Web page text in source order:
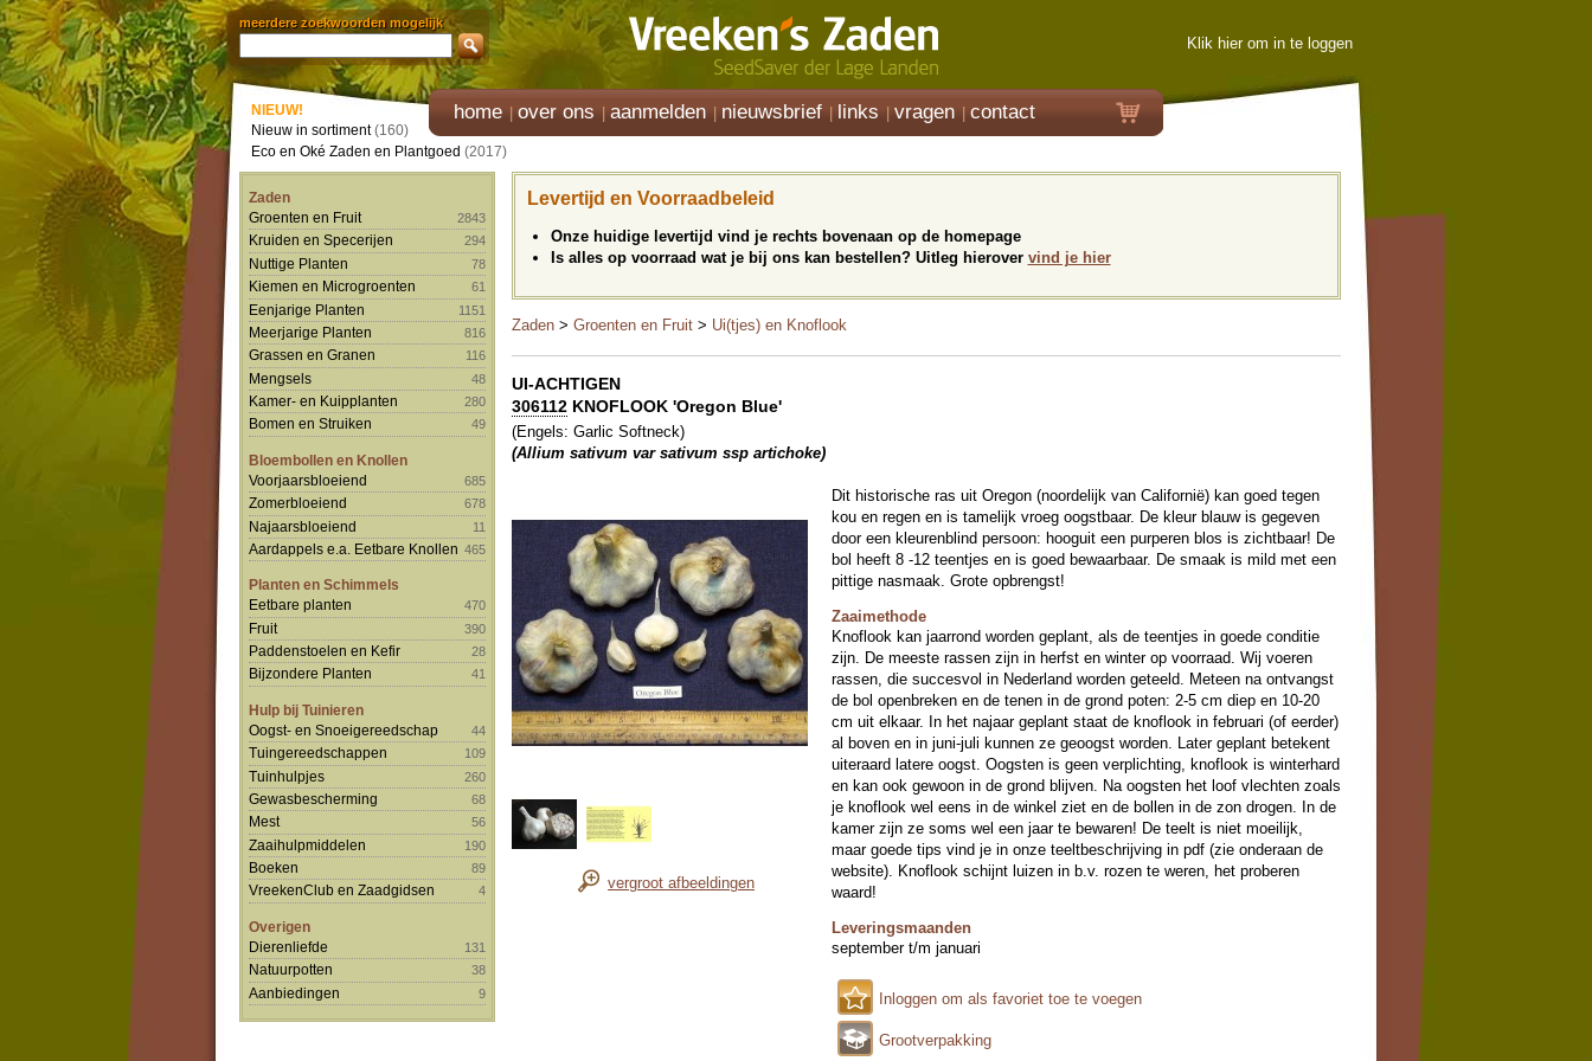
meerdere zoekwoorden mogelijk
Klik hier om in te loggen
home over ons aanmelden nieuwsbrief links vragen contact
NIEUW!
Nieuw in sortiment(160)
Eco en Oké Zaden en Plantgoed (2017)
Zaden
Groenten en Fruit
2843
Kruiden en Specerijen 294
Nuttige Planten 78
Kiemen en Microgroenten 61
Eenjarige Planten 1151
Meerjarige Planten 816
Grassen en Granen 116
Mengsels 48
Kamer- en Kuipplanten 280
Bomen en Struiken 49
Bloembollen en Knollen
Voorjaarsbloeiend
685
Zomerbloeiend 678
Najaarsbloeiend 11
Aardappels e.a. Eetbare Knollen 465
Planten en Schimmels
Eetbare planten
470
Fruit 390
Paddenstoelen en Kefir 28
Bijzondere Planten 41
Hulp bij Tuinieren
Oogst- en Snoeigereedschap
44
Tuingereedschappen 109
Tuinhulpjes 260
Gewasbescherming 68
Mest 56
Zaaihulpmiddelen 190
Boeken 89
VreekenClub en Zaadgidsen 4
Overigen
Dierenliefde
131
Natuurpotten 38
Aanbiedingen 9
Levertijd en Voorraadbeleid
Onze huidige levertijd vind je rechts bovenaan op de homepage
Is alles op voorraad wat je bij ons kan bestellen? Uitleg hierover vind je hier
Zaden > Groenten en Fruit > Ui(tjes) en Knoflook
UI-ACHTIGEN
306112 KNOFLOOK 'Oregon Blue'
(Engels: Garlic Softneck)
(Allium sativum var sativum ssp artichoke)
vergroot afbeeldingen
Dit historische ras uit Oregon (noordelijk van Californië) kan goed tegen
kou en regen en is tamelijk vroeg oogstbaar. De kleur blauw is gegeven
door een kleurenblind persoon: hooguit een purperen blos is zichtbaar! De
bol heeft 8 -12 teentjes en is goed bewaarbaar. De smaak is mild met een
pittige nasmaak. Grote opbrengst!
Zaaimethode
Knoflook kan jaarrond worden geplant, als de teentjes in goede conditie
zijn. De meeste rassen zijn in herfst en winter op voorraad. Wij voeren
rassen, die succesvol in Nederland worden geteeld. Meteen na ontvangst
de bol openbreken en de tenen in de grond poten: 2-5 cm diep en 10-20
cm uit elkaar. In het najaar geplant staat de knoflook in februari (of eerder)
al boven en in juni-juli kunnen ze geoogst worden. Later geplant betekent
uiteraard latere oogst. Oogsten is geen verplichting, knoflook is winterhard
en kan ook gewoon in de grond blijven. Na oogsten het loof vlechten zoals
je knoflook wel eens in de winkel ziet en de bollen in de zon drogen. In de
kamer zijn ze soms wel een jaar te bewaren! De teelt is niet moeilijk,
maar goede tips vind je in onze teeltbeschrijving in pdf (zie onderaan de
website). Knoflook schijnt luizen in b.v. rozen te weren, het proberen
waard!
Leveringsmaanden
september t/m januari
Inloggen om als favoriet toe te voegen
Grootverpakking